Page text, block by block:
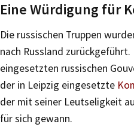
Eine Würdigung für
Die russischen Truppen
nach Russland
eingesetzten russischen
der in Leipzig eingesetzte
der mit seiner Leutseligkeit
für sich gewann.